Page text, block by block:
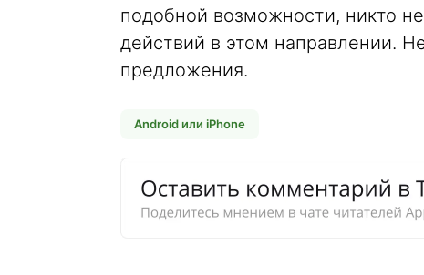
подобной возможности, никто
действий в этом направлении.
предложения.
Android или iPhone